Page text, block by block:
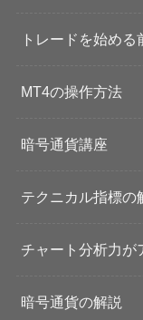
トレードを始める
MT4の操作方法
暗号通貨講座
テクニカル指標の
チャート分析力が
暗号通貨の解説